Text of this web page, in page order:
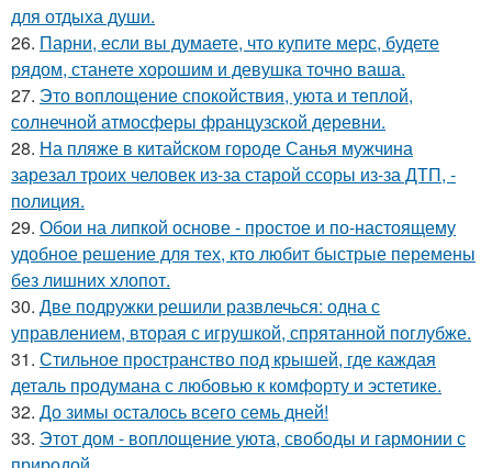
для отдыха души.
26. Парни, если вы думаете, что купите мерс, будете
рядом, станете хорошим и девушка точно ваша.
27. Это воплощение спокойствия, уюта и теплой,
солнечной атмосферы французской деревни.
28. На пляже в китайском городе Санья мужчина
зарезал троих человек из-за старой ссоры из-за ДТП, -
полиция.
29. Обои на липкой основе - простое и по-настоящему
удобное решение для тех, кто любит быстрые перемены
без лишних хлопот.
30. Две подружки решили развлечься: одна с
управлением, вторая с игрушкой, спрятанной поглубже.
31. Стильное пространство под крышей, где каждая
деталь продумана с любовью к комфорту и эстетике.
32. До зимы осталось всего семь дней!
33. Этот дом - воплощение уюта, свободы и гармонии с